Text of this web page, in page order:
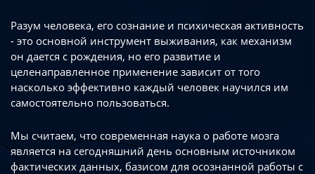
Разум человека, его сознание и психическая активность
- это основной инструмент выживания, как механизм
он дается с рождения, но его развитие и
целенаправленное применение зависит от того
насколько эффективно каждый человек научился им
самостоятельно пользоваться.
Мы считаем, что современная наука о работе мозга
является на сегодняшний день основным источником
фактических данных, базисом для осознанной работы с